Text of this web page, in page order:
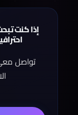
إذا كنت
تواصل